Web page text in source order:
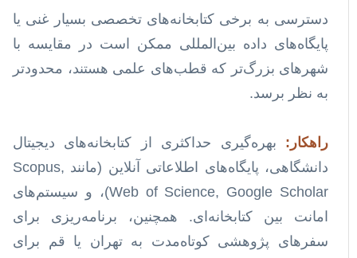
دسترسی به برخی کتابخانه‌های تخصصی بسیار غنی یا
پایگاه‌های داده‌ بین‌المللی ممکن است در مقایسه با
شهرهای بزرگ‌تر که قطب‌های علمی هستند، محدودتر
به نظر برسد.
راهکار: بهره‌گیری حداکثری از کتابخانه‌های دیجیتال
دانشگاهی، پایگاه‌های اطلاعاتی آنلاین (مانند Scopus,
Web of Science, Google Scholar)، و سیستم‌های
امانت بین کتابخانه‌ای. همچنین، برنامه‌ریزی برای
سفرهای پژوهشی کوتاه‌مدت به تهران یا قم برای